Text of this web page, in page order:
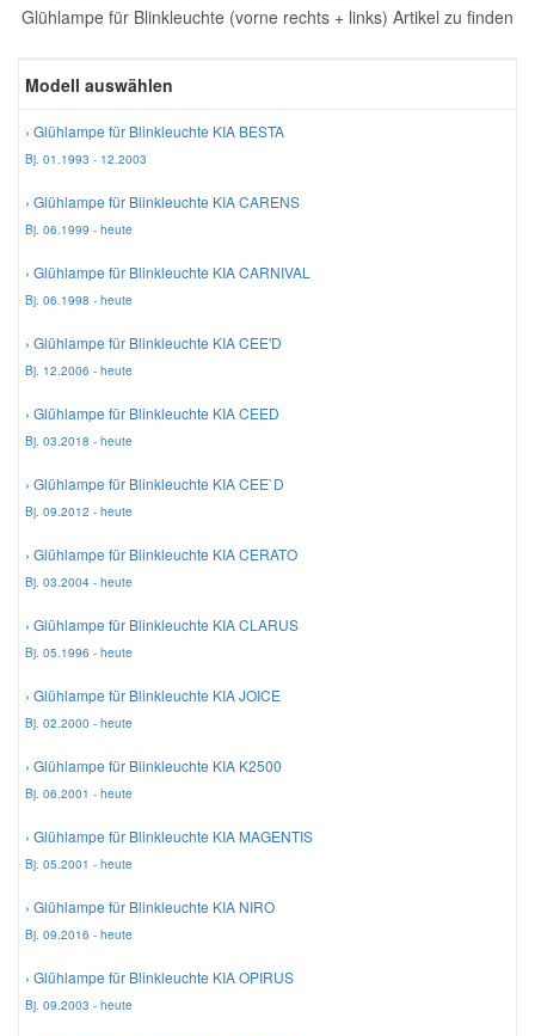
Glühlampe für Blinkleuchte (vorne rechts + links) Artikel zu finden
Modell auswählen
› Glühlampe für Blinkleuchte KIA BESTA
Bj. 01.1993 - 12.2003
› Glühlampe für Blinkleuchte KIA CARENS
Bj. 06.1999 - heute
› Glühlampe für Blinkleuchte KIA CARNIVAL
Bj. 06.1998 - heute
› Glühlampe für Blinkleuchte KIA CEE'D
Bj. 12.2006 - heute
› Glühlampe für Blinkleuchte KIA CEED
Bj. 03.2018 - heute
› Glühlampe für Blinkleuchte KIA CEE`D
Bj. 09.2012 - heute
› Glühlampe für Blinkleuchte KIA CERATO
Bj. 03.2004 - heute
› Glühlampe für Blinkleuchte KIA CLARUS
Bj. 05.1996 - heute
› Glühlampe für Blinkleuchte KIA JOICE
Bj. 02.2000 - heute
› Glühlampe für Blinkleuchte KIA K2500
Bj. 06.2001 - heute
› Glühlampe für Blinkleuchte KIA MAGENTIS
Bj. 05.2001 - heute
› Glühlampe für Blinkleuchte KIA NIRO
Bj. 09.2016 - heute
› Glühlampe für Blinkleuchte KIA OPIRUS
Bj. 09.2003 - heute
Reparatur-Zubehör
Schlüsselgehäuse
Winter-Autozubehör
Jeep Ersatzteile
Kia Ersatzteile
Lancia Ersatzteile
Mazda Ersatzteile
Mercedes Ersatzteile
Mini Ersatzteile
Mitsubishi Ersatzteile
Nissan Ersatzteile
Porsche Ersatzteile
Seat Ersatzteile